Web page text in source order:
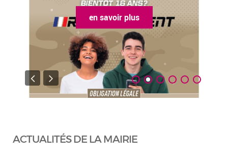
en savoir plus
ACTUALITÉS DE LA MAIRIE